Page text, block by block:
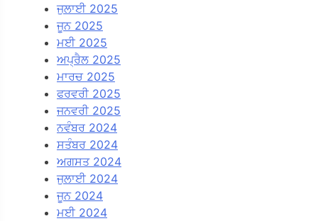
ਜੁਲਾਈ 2025
ਜੂਨ 2025
ਮਈ 2025
ਅਪ੍ਰੈਲ 2025
ਮਾਰਚ 2025
ਫਰਵਰੀ 2025
ਜਨਵਰੀ 2025
ਨਵੰਬਰ 2024
ਸਤੰਬਰ 2024
ਅਗਸਤ 2024
ਜੁਲਾਈ 2024
ਜੂਨ 2024
ਮਈ 2024